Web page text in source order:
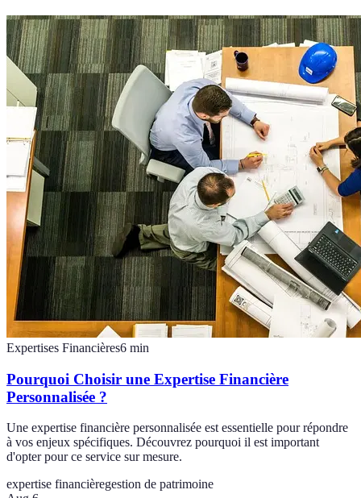
Expertises Financières6 min
Pourquoi Choisir une Expertise Financière
Personnalisée ?
Une expertise financière personnalisée est essentielle pour répondre
à vos enjeux spécifiques. Découvrez pourquoi il est important
d'opter pour ce service sur mesure.
expertise financièregestion de patrimoine